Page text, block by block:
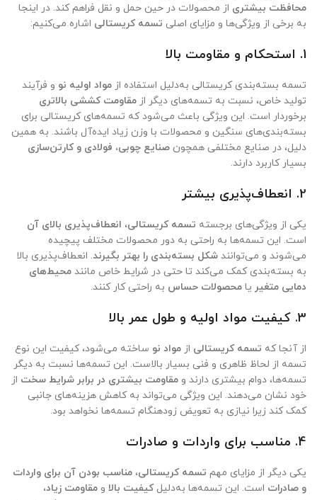
محافظت بیشتری از محصولات در حین حمل و نقل فراهم کند. در اینجا
به برخی از ویژگی‌ها و مزایای اصلی تسمه کریستالی اشاره می‌کنیم:
1. استحکام و مقاومت بالا
تسمه بسته‌بندی کریستالی به‌دلیل استفاده از مواد اولیه نو و فرآیند
تولید خاص، نسبت به تسمه‌های دیگر از مقاومت کششی بالاتری
برخوردار است. این ویژگی باعث می‌شود که تسمه‌های کریستالی برای
بسته‌بندی‌های سنگین و محصولات با وزن زیاد ایده‌آل باشند. به همین
دلیل، در صنایع مختلفی همچون صنایع چوبی، فولادی و کارتن‌سازی
بسیار کاربرد دارند.
2. انعطاف‌پذیری بیشتر
یکی از ویژگی‌های برجسته تسمه کریستالی، انعطاف‌پذیری بالای آن
است. این تسمه‌ها به راحتی به دور محصولات مختلف پیچیده
می‌شوند و می‌توانند شکل بسته‌بندی را بهتر بگیرند. انعطاف‌پذیری بالا
به بسته‌بندی کمک می‌کند تا حتی در شرایط خاص مانند محیط‌های
دمایی متغیر یا محصولات حساس به راحتی کار کنند.
3. کیفیت مواد اولیه و طول عمر بالا
از آنجا که تسمه کریستالی از مواد نو ساخته می‌شود، کیفیت این نوع
تسمه از لحاظ ظاهری و فنی بسیار بالاست. این تسمه‌ها نسبت به دیگر
تسمه‌ها، دوام بیشتری دارند و مقاومت بیشتری در برابر شرایط سخت از
خود نشان می‌دهند. این ویژگی می‌تواند به کاهش هزینه‌های جانبی
کمک کند زیرا نیازی به تعویض زودهنگام تسمه‌ها نخواهد بود.
4. مناسب برای واردات و صادرات
یکی دیگر از مزایای مهم تسمه کریستالی، مناسب بودن آن برای واردات
و صادرات است. این تسمه‌ها به‌دلیلکیفیت بالا و مقاومت زیاد،